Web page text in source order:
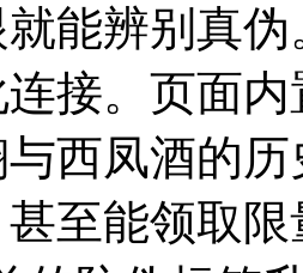
能辨别真伪
接。页面
西凤酒的
至能领取